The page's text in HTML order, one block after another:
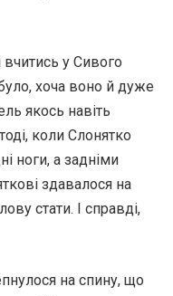
у Сивого
хоча воно й дуже
якось навіть
коли Слонятко
ноги, а задніми
здавалося на
стати. І справді,
на спину, що